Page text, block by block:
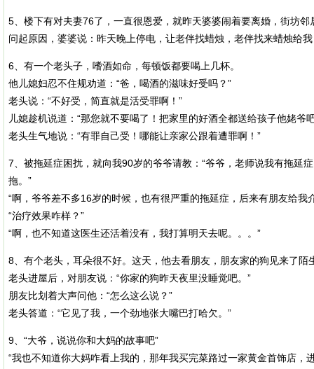
5、楼下有对夫妻76了，一直很恩爱，就昨天婆婆闹着要离婚，街坊邻
问起原因，婆婆说：昨天晚上停电，让老伴找蜡烛，老伴找来蜡烛给
6、有一个老头子，嗜酒如命，每顿饭都要喝上几杯。
他儿媳妇忍不住规劝道：“爸，喝酒的滋味好受吗？”
老头说：“不好受，简直就是活受罪啊！”
儿媳趁机说道：“那您就不要喝了！把家里的好酒全都送给孩子他姥爷
老头生气地说：“有罪自己受！哪能让亲家公跟着遭罪啊！”
7、被拖延症困扰，就向我90岁的爷爷请教：“爷爷，老师说我有拖延
拖。”
“啊，爷爷差不多16岁的时候，也有很严重的拖延症，后来有朋友给我
“治疗效果咋样？”
“啊，也不知道这医生还活着没有，我打算明天去呢。。。”
8、有个老头，耳朵很不好。这天，他去看朋友，朋友家的狗见来了
老头进屋后，对朋友说：“你家的狗昨天夜里没睡觉吧。”
朋友比划着大声问他：“怎么这么说？”
老头答道：“它见了我，一个劲地张大嘴巴打哈欠。”
9、“大爷，说说你和大妈的故事吧”
“我也不知道你大妈咋看上我的，那年我买完菜路过一家黄金首饰店